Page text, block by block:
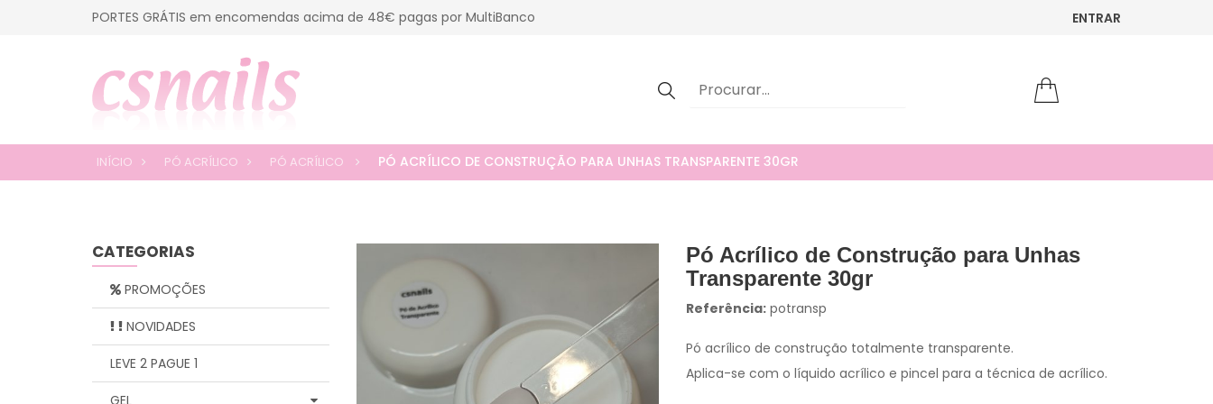
PORTES GRÁTIS em encomendas acima de 48€ pagas por MultiBanco ENTRAR
INÍCIO PÓ ACRÍLICO PÓ ACRÍLICO PÓ ACRÍLICO DE CONSTRUÇÃO PARA UNHAS TRANSPARENTE 30GR
CATEGORIAS
PROMOÇÕES
NOVIDADES
LEVE 2 PAGUE 1
Pó Acrílico de Construção para Unhas
Transparente 30gr
Referência: potransp
Pó acrílico de construção totalmente transparente.
Aplica-se com o líquido acrílico e pincel para a técnica de acrílico.